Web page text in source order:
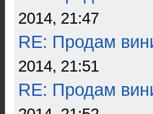
2014, 21:47
RE: Продам
2014, 21:51
RE: Продам